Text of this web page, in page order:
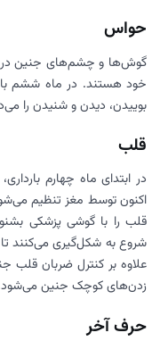
حواس
گوش‌ها و چشم‌های جنین
خود هستند. در ماه ششم
بوییدن، دیدن و شنیدن را
قلب
در ابتدای ماه چهارم
اکنون توسط مغز تنظیم
قلب را با گوشی پزشکی
شروع به شکل‌گیری می‌کنند
علاوه بر کنترل ضربان قلب
زدن‌های کوچک جنین
حرف آخر